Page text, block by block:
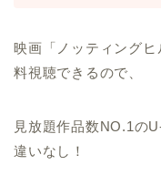
映画「ノッティング
料視聴できるので、
見放題作品数NO.1の
違いなし！